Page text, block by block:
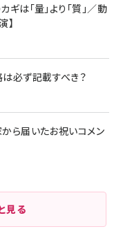
は「量」より「質」／動
】
必ず記載すべき？
ら届いたお祝いコメン
見る